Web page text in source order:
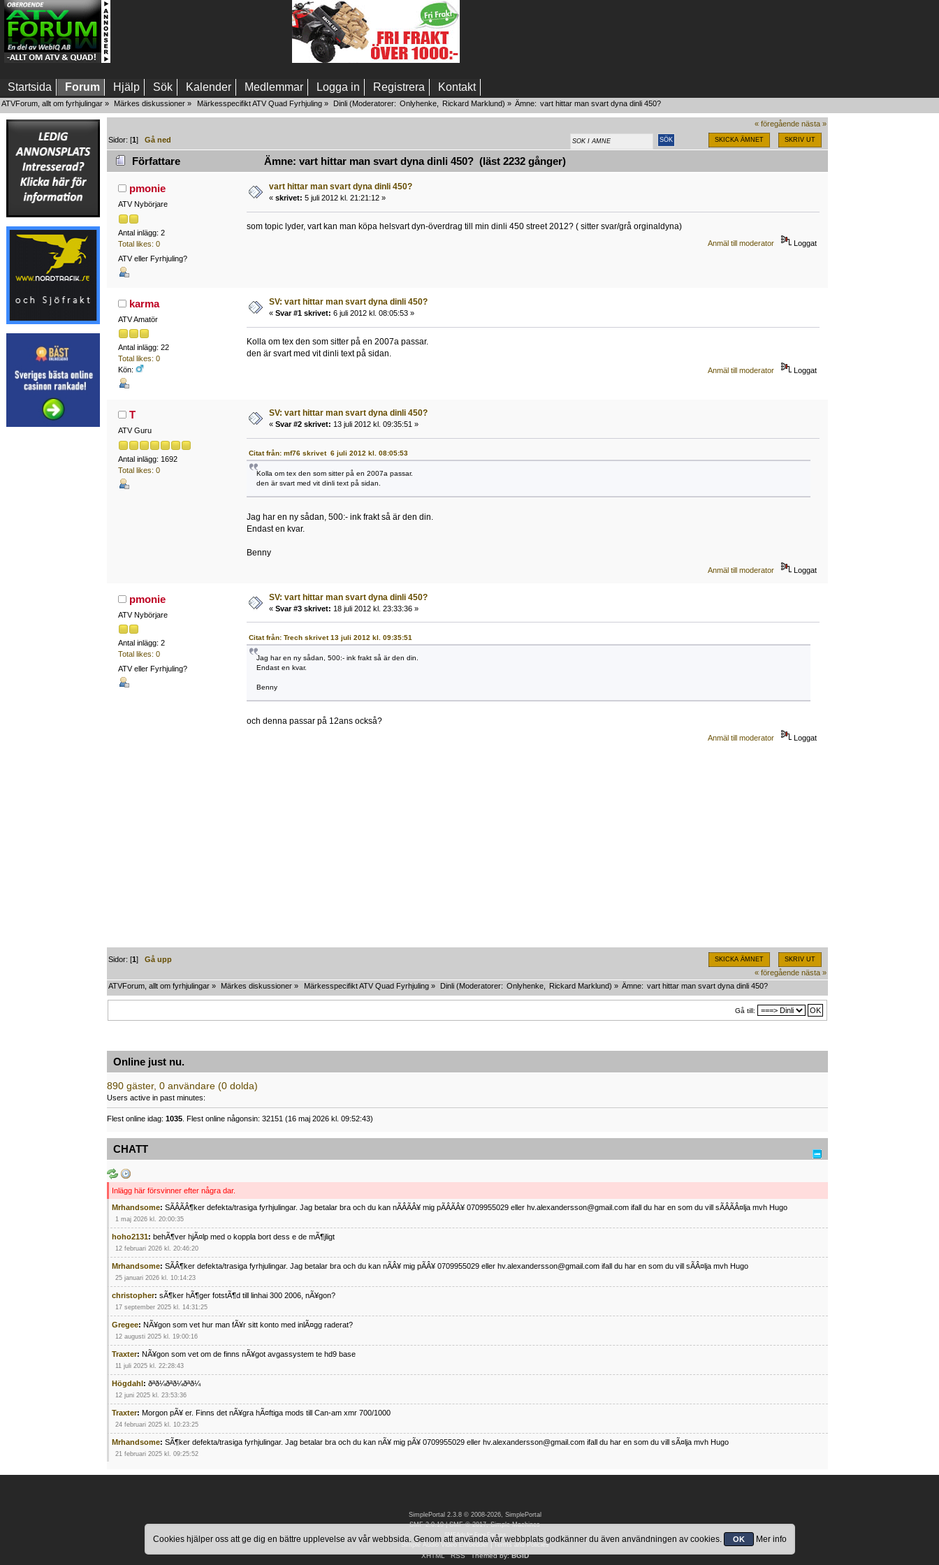
Startsida Forum Hjälp Sök Kalender Medlemmar Logga in Registrera Kontakt
ATVForum, allt om fyrhjulingar » Märkes diskussioner » Märkesspecifikt ATV Quad Fyrhjuling» Dinli(Moderatorer: Onlyhenke, Rickard Marklund) » Ämne: vart hittar man svart dyna dinli 450?
« föregående nästa »
SKICKA ÄMNET SKRIV UT
Sidor: [1]Gå ned
Författare Ämne: vart hittar man svart dyna dinli 450? (läst 2232 gånger)
pmonie
ATV Nybörjare
Antal inlägg: 2
Total likes: 0
ATV eller Fyrhjuling?
vart hittar man svart dyna dinli 450?
« skrivet: 5 juli 2012 kl. 21:21:12 »
som topic lyder, vart kan man köpa helsvart dyn-överdrag till min dinli 450 street 2012? ( sitter svar/grå orginaldyna)
Anmäl till moderator Loggat
karma
ATV Amatör
Antal inlägg: 22
Total likes: 0
Kön:
SV: vart hittar man svart dyna dinli 450?
« Svar #1 skrivet: 6 juli 2012 kl. 08:05:53 »
Kolla om tex den som sitter på en 2007a passar.
den är svart med vit dinli text på sidan.
Anmäl till moderator Loggat
T
ATV Guru
Antal inlägg: 1692
Total likes: 0
SV: vart hittar man svart dyna dinli 450?
« Svar #2 skrivet: 13 juli 2012 kl. 09:35:51 »
Citat från: mf76 skrivet 6 juli 2012 kl. 08:05:53
Kolla om tex den som sitter på en 2007a passar.
den är svart med vit dinli text på sidan.
Jag har en ny sådan, 500:- ink frakt så är den din.
Endast en kvar.
Benny
Anmäl till moderator Loggat
pmonie
ATV Nybörjare
Antal inlägg: 2
Total likes: 0
ATV eller Fyrhjuling?
SV: vart hittar man svart dyna dinli 450?
« Svar #3 skrivet: 18 juli 2012 kl. 23:33:36 »
Citat från: Trech skrivet 13 juli 2012 kl. 09:35:51
Jag har en ny sådan, 500:- ink frakt så är den din.
Endast en kvar.
Benny
och denna passar på 12ans också?
Anmäl till moderator Loggat
SKICKA ÄMNET SKRIV UT
Sidor: [1]Gå upp
« föregående nästa »
ATVForum, allt om fyrhjulingar » Märkes diskussioner » Märkesspecifikt ATV Quad Fyrhjuling» Dinli(Moderatorer: Onlyhenke, Rickard Marklund) » Ämne: vart hittar man svart dyna dinli 450?
Gå till:
Online just nu.
890 gäster, 0 användare (0 dolda)
Users active in past minutes:
Flest online idag: 1035 . Flest online någonsin: 32151 (16 maj 2026 kl. 09:52:43)
CHATT
Inlägg här försvinner efter några dar.
Mrhandsome: SÃÂÃÂ¶ker defekta/trasiga fyrhjulingar. Jag betalar bra och du kan nÃÂÃÂ¥ mig pÃÂÃÂ¥ 0709955029 eller hv.alexandersson@gmail.com ifall du har en som du vill sÃÂÃÂ¤lja mvh Hugo
1 maj 2026 kl. 20:00:35
hoho2131: behÃ¶ver hjÃ¤lp med o koppla bort dess e de mÃ¶jligt
12 februari 2026 kl. 20:46:20
Mrhandsome: SÃÂ¶ker defekta/trasiga fyrhjulingar. Jag betalar bra och du kan nÃÂ¥ mig pÃÂ¥ 0709955029 eller hv.alexandersson@gmail.com ifall du har en som du vill sÃÂ¤lja mvh Hugo
25 januari 2026 kl. 10:14:23
christopher: sÃ¶ker hÃ¶ger fotstÃ¶d till linhai 300 2006, nÃ¥gon?
17 september 2025 kl. 14:31:25
Gregee: NÃ¥gon som vet hur man fÃ¥r sitt konto med inlÃ¤gg raderat?
12 augusti 2025 kl. 19:00:16
Traxter: NÃ¥gon som vet om de finns nÃ¥got avgassystem te hd9 base
11 juli 2025 kl. 22:28:43
Högdahl : ðªð¼ðªð¼ðªð¼
12 juni 2025 kl. 23:53:36
Traxter: Morgon pÃ¥ er. Finns det nÃ¥gra hÃ¤ftiga mods till Can-am xmr 700/1000
24 februari 2025 kl. 10:23:25
Mrhandsome: SÃ¶ker defekta/trasiga fyrhjulingar. Jag betalar bra och du kan nÃ¥ mig pÃ¥ 0709955029 eller hv.alexandersson@gmail.com ifall du har en som du vill sÃ¤lja mvh Hugo
21 februari 2025 kl. 09:25:52
15 januari 2025 kl. 23:49:44
SÃÂ¶ker defekta/trasiga fyrhjulingar. Jag betalar bra och du kan nÃÂ¥ mig pÃÂ¥ 0709955029 eller hv.alexandersson@gmail.com ifall du har en som du vill sÃÂ¤lja mvh Hugo
SimplePortal 2.3.8 © 2008-2026, SimplePortal
SMF 2.0.19|SMF © 2017,Simple Machines
SMFAds for Free Forums
Simple Audio Video Embedder Terms and Policies
XHTML RSS Themed by:BGID
Cookies hjälper oss att ge dig en bättre upplevelse av vår webbsida. Genom att använda vår webbplats godkänner du även användningen av cookies. OK Mer info